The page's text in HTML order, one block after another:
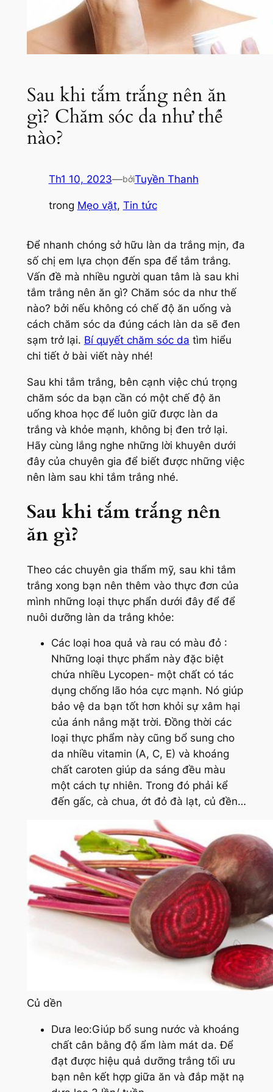
Sau khi tắm trắng nên ăn
gì? Chăm sóc da như thế
nào?
Th1 10, 2023—bởiTuyền Thanh
trong Mẹo vặt, Tin tức
Để nhanh chóng sở hữu làn da trắng mịn, đa
số chị em lựa chọn đến spa để tắm trắng.
Vấn đề mà nhiều người quan tâm là sau khi
tắm trắng nên ăn gì? Chăm sóc da như thế
nào? bởi nếu không có chế độ ăn uống và
cách chăm sóc da đúng cách làn da sẽ đen
sạm trở lại. Bí quyết chăm sóc da tìm hiểu
chi tiết ở bài viết này nhé!
Sau khi tắm trắng, bên cạnh việc chú trọng
chăm sóc da bạn cần có một chế độ ăn
uống khoa học để luôn giữ được làn da
trắng và khỏe mạnh, không bị đen trở lại.
Hãy cùng lắng nghe những lời khuyên dưới
đây của chuyên gia để biết được những việc
nên làm sau khi tắm trắng nhé.
Sau khi tắm trắng nên
ăn gì?
Theo các chuyên gia thẩm mỹ, sau khi tắm
trắng xong bạn nên thêm vào thực đơn của
mình những loại thực phẩn dưới đây để để
nuôi dưỡng làn da trắng khỏe:
Các loại hoa quả và rau có màu đỏ :
Những loại thực phẩm này đặc biệt
chứa nhiều Lycopen- một chất có tác
dụng chống lão hóa cực mạnh. Nó giúp
bảo vệ da bạn tốt hơn khỏi sự xâm hại
của ánh nắng mặt trời. Đồng thời các
loại thực phẩm này cũng bổ sung cho
da nhiều vitamin (A, C, E) và khoáng
chất caroten giúp da sáng đều màu
một cách tự nhiên. Trong đó phải kể
đến gấc, cà chua, ớt đỏ đà lạt, củ đền…
Củ dền
Dưa leo:Giúp bổ sung nước và khoáng
chất cân bằng độ ẩm làm mát da. Để
đạt được hiệu quả dưỡng trắng tối ưu
bạn nên kết hợp giữa ăn và đắp mặt nạ